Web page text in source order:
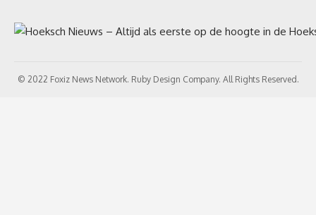
© 2022 Foxiz News Network. Ruby Design Company. All Rights Reserved.